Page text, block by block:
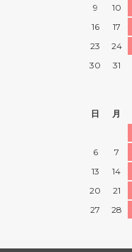
9
10
16
17
23
24
30
31
日
月
6
7
13
14
20
21
27
28